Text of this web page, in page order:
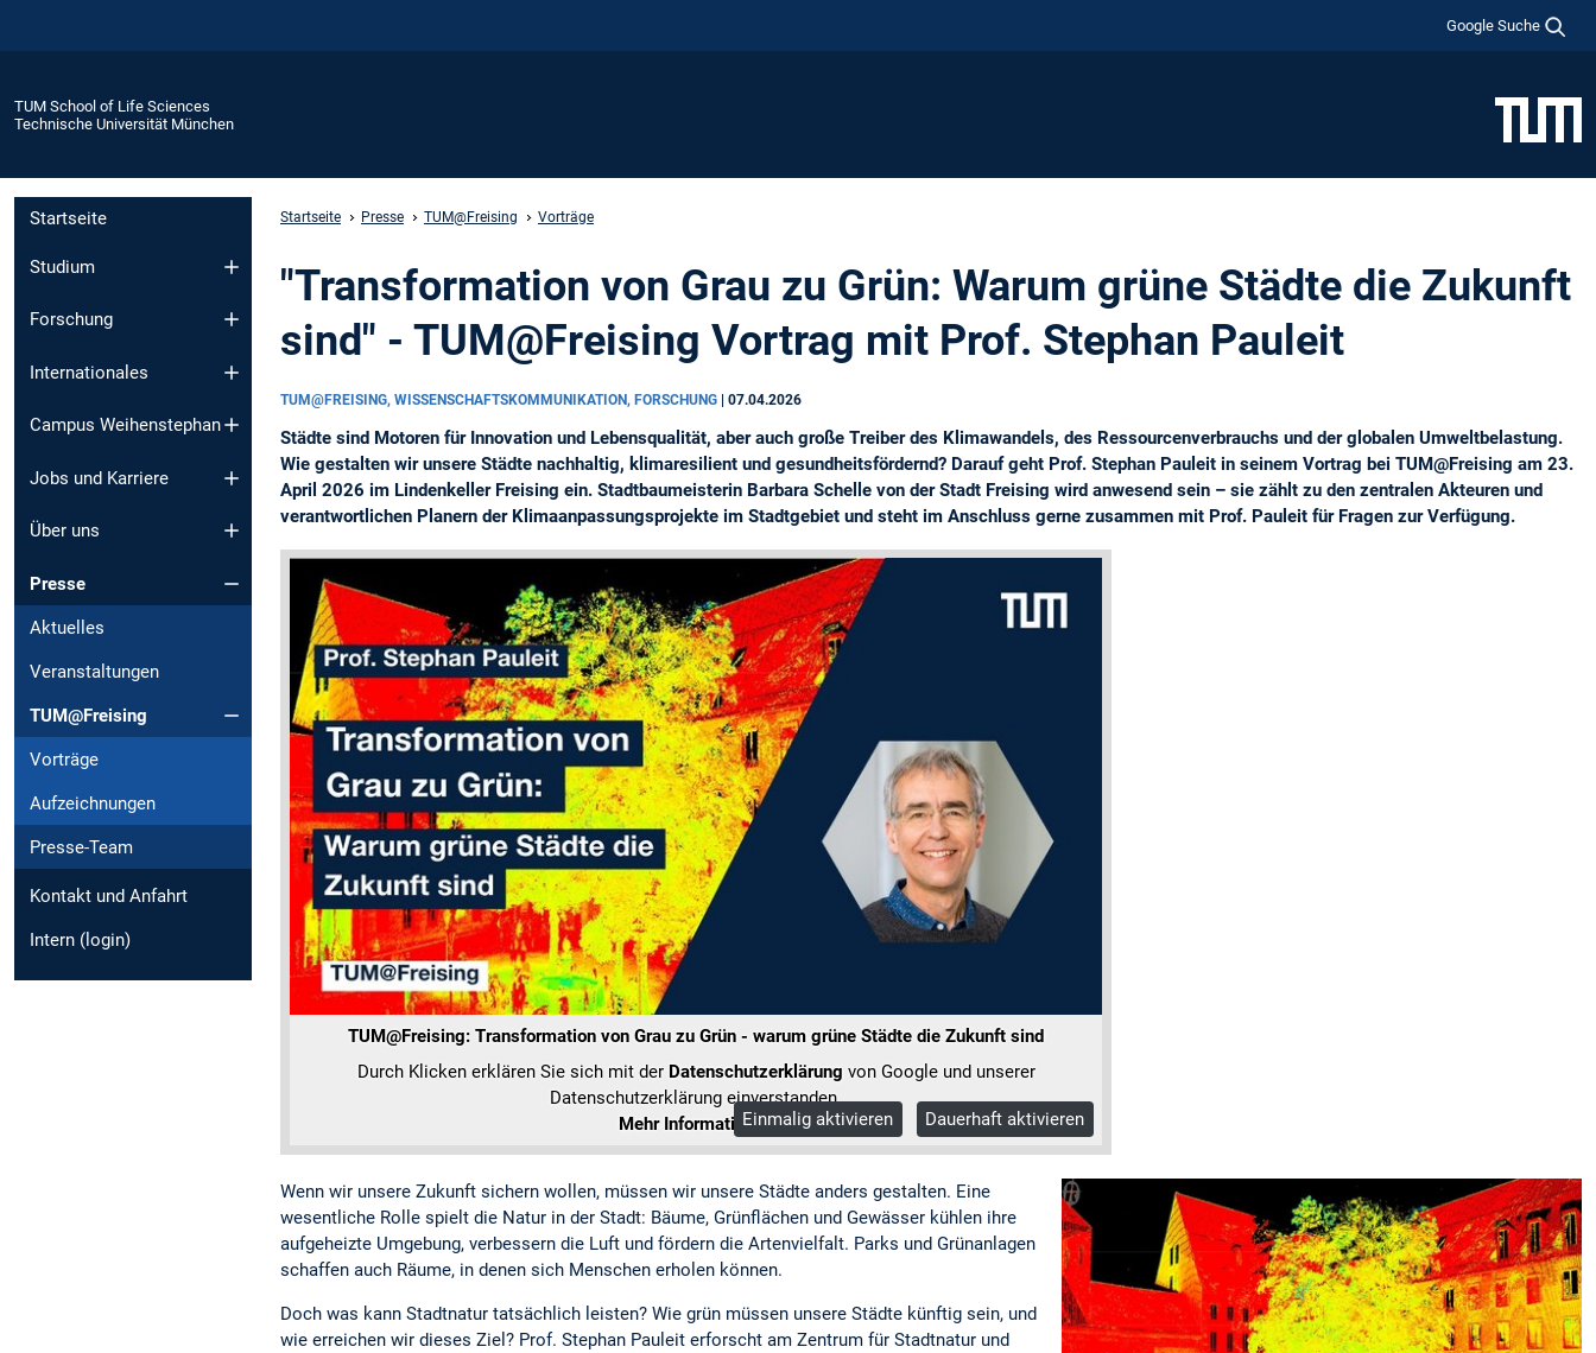
Google Suche
TUM School of Life Sciences
Technische Universität München
Startseite
Studium
Forschung
Internationales
Campus Weihenstephan
Jobs und Karriere
Über uns
Presse
Aktuelles
Veranstaltungen
TUM@Freising
Vorträge
Aufzeichnungen
Presse-Team
Kontakt und Anfahrt
Intern (login)
Startseite Presse TUM@Freising Vorträge
"Transformation von Grau zu Grün: Warum grüne Städte die Zukunft
sind" - TUM@Freising Vortrag mit Prof. Stephan Pauleit
TUM@FREISING, WISSENSCHAFTSKOMMUNIKATION, FORSCHUNG | 07.04.2026
Städte sind Motoren für Innovation und Lebensqualität, aber auch große Treiber des Klimawandels, des Ressourcenverbrauchs und der globalen Umweltbelastung.
Wie gestalten wir unsere Städte nachhaltig, klimaresilient und gesundheitsfördernd? Darauf geht Prof. Stephan Pauleit in seinem Vortrag bei TUM@Freising am 23.
April 2026 im Lindenkeller Freising ein. Stadtbaumeisterin Barbara Schelle von der Stadt Freising wird anwesend sein – sie zählt zu den zentralen Akteuren und
verantwortlichen Planern der Klimaanpassungsprojekte im Stadtgebiet und steht im Anschluss gerne zusammen mit Prof. Pauleit für Fragen zur Verfügung.
TUM@Freising: Transformation von Grau zu Grün - warum grüne Städte die Zukunft sind
Durch Klicken erklären Sie sich mit der Datenschutzerklärung von Google und unserer
Datenschutzerklärung einverstanden.
Mehr InformationenEinmalig aktivieren Dauerhaft aktivieren
Wenn wir unsere Zukunft sichern wollen, müssen wir unsere Städte anders gestalten. Eine
wesentliche Rolle spielt die Natur in der Stadt: Bäume, Grünflächen und Gewässer kühlen ihre
aufgeheizte Umgebung, verbessern die Luft und fördern die Artenvielfalt. Parks und Grünanlagen
schaffen auch Räume, in denen sich Menschen erholen können.
Doch was kann Stadtnatur tatsächlich leisten? Wie grün müssen unsere Städte künftig sein, und
wie erreichen wir dieses Ziel? Prof. Stephan Pauleit erforscht am Zentrum für Stadtnatur und